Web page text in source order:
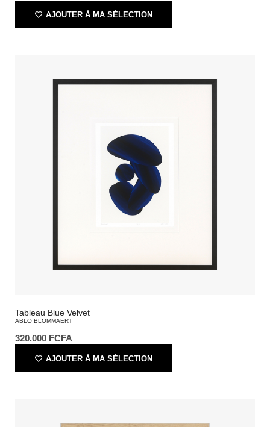
AJOUTER À MA SÉLECTION
Tableau Blue Velvet
ABLO BLOMMAERT
320.000 FCFA
AJOUTER À MA SÉLECTION